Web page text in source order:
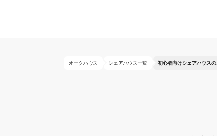
オークハウス シェアハウス一覧 初心者向けシェアハウス